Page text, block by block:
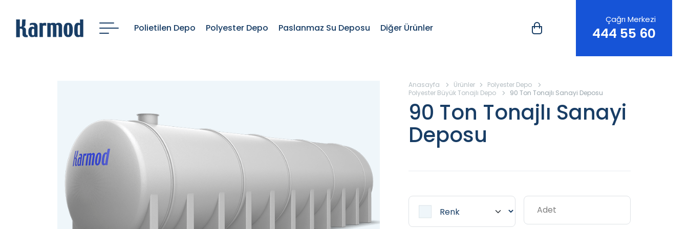
Polietilen Depo Polyester Depo Paslanmaz Su Deposu Diğer Ürünler
Çağrı Merkezi
444 55 60
Anasayfa Ürünler
Polyester Depo
Polyester Büyük Tonajlı Depo
90 Ton Tonajlı Sanayi Deposu
90 Ton Tonajlı Sanayi
Deposu